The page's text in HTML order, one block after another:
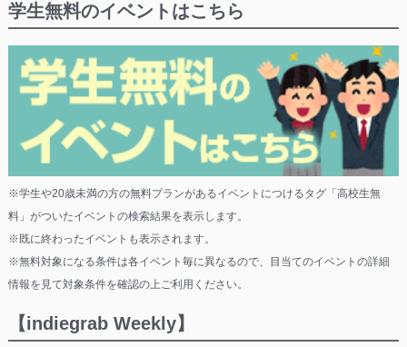
学生無料のイベントはこちら
※学生や20歳未満の方の無料プランがあるイベントにつけるタグ「高校生無
料」がついたイベントの検索結果を表示します。
※既に終わったイベントも表示されます。
※無料対象になる条件は各イベント毎に異なるので、目当てのイベントの詳細
情報を見て対象条件を確認の上ご利用ください。
【indiegrab Weekly】